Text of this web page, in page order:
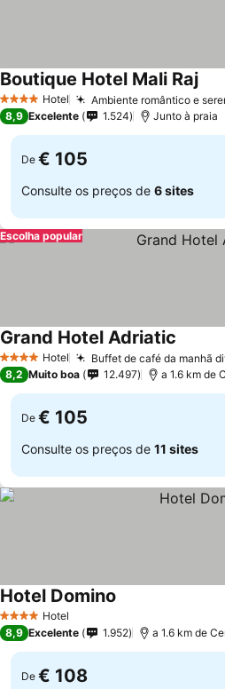
4 EstrelasHotel Ambiente romântico e
Boutique Hotel Mali Raj
8,9 Excelente 1.524 Junto à praia
De € 105
Consulte os preços de 6 sites
Escolha popular
4 EstrelasHotel Buffet de café da manhã
Grand Hotel Adriatic
8,2 Muito boa 12.497 a 1.6 km de
De € 105
Consulte os preços de 11 sites
4 EstrelasHotel
Hotel Domino
8,9 Excelente 1.952 a 1.6 km de
De € 108